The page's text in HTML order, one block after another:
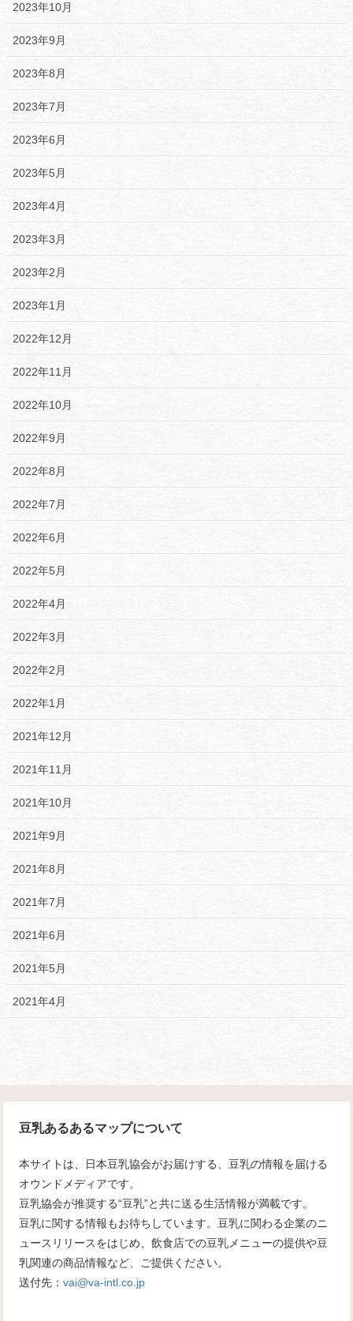
2023年10月
2023年9月
2023年8月
2023年7月
2023年6月
2023年5月
2023年4月
2023年3月
2023年2月
2023年1月
2022年12月
2022年11月
2022年10月
2022年9月
2022年8月
2022年7月
2022年6月
2022年5月
2022年4月
2022年3月
2022年2月
2022年1月
2021年12月
2021年11月
2021年10月
2021年9月
2021年8月
2021年7月
2021年6月
2021年5月
2021年4月
豆乳あるあるマップについて
本サイトは、日本豆乳協会がお届けする、豆乳の情報を届ける
オウンドメディアです。
豆乳協会が推奨する“豆乳”と共に送る生活情報が満載です。
豆乳に関する情報もお待ちしています。豆乳に関わる企業のニ
ュースリリースをはじめ、飲食店での豆乳メニューの提供や豆
乳関連の商品情報など、ご提供ください。
送付先：vai@va-intl.co.jp